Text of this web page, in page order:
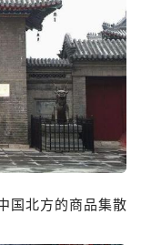
国北方的商品集散